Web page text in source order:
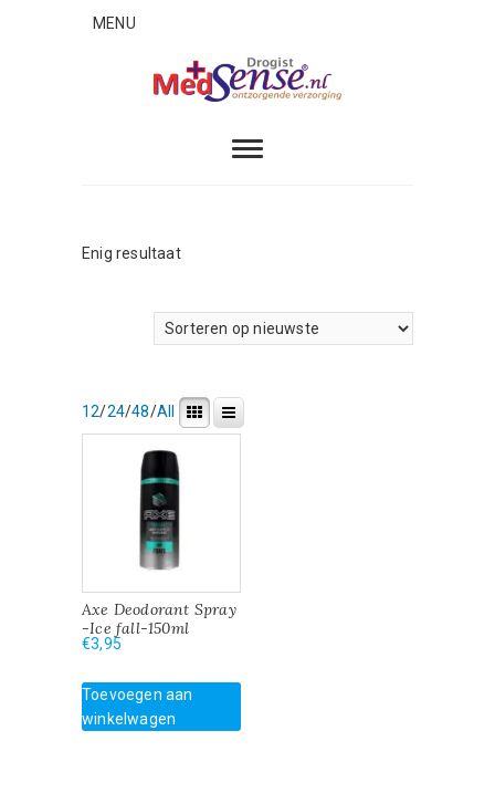
MENU
Enig resultaat
12/24/48/All
Axe Deodorant Spray
-Ice fall-150ml
€3,95
Toevoegen aan
winkelwagen